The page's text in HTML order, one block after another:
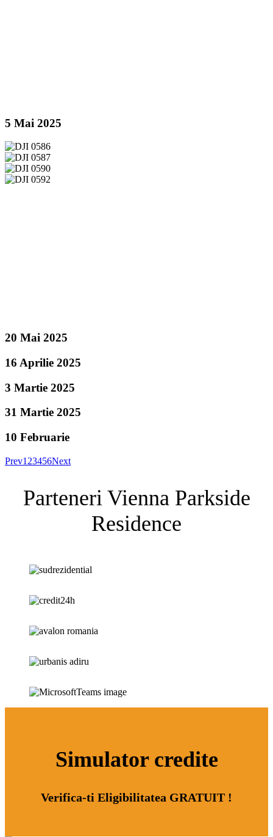
5 Mai 2025
20 Mai 2025
16 Aprilie 2025
3 Martie 2025
31 Martie 2025
10 Februarie
Prev1 23456Next
Parteneri Vienna Parkside
Residence
Simulator credite
Verifica-ti Eligibilitatea GRATUIT !